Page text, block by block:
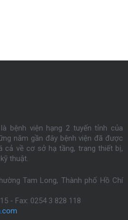
bệnh viện hạng 2 tuyến tỉnh của
năm gần đây bệnh viện đã được
cả về cơ sở hạ tầng, trang thiết bị,
thuật.
Tam Long, Thành phố Hồ Chí
- Fax: 0254 3 828 118